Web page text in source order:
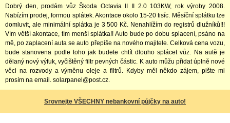
Dobrý den, prodám vůz Škoda Octavia II II 2.0 103KW, rok výroby 2008.
Nabízím prodej, formou splátek. Akontace okolo 15-20 tisíc. Měsíční splátku lze
domluvit, ale minimální splátka je 3 500 Kč. Nenahlížím do registrů dlužníků!!!
Vím větší akontace, tím menší splátka!! Auto bude po dobu splacení, psáno na
mě, po zaplacení auta se auto přepíše na nového majitele. Celková cena vozu,
bude stanovena podle toho jak budete chtít dlouho splácet vůz. Na autě je
dělaný nový výfuk, vyčištěný filtr pevných částic. K auto můžu přidat úplně nové
věci na rozvody a výměnu oleje a filtrů. Kdyby měl někdo zájem, pište mi
prosím na email. solarpanel@post.cz.
Srovnejte VŠECHNY nebankovní půjčky na auto!